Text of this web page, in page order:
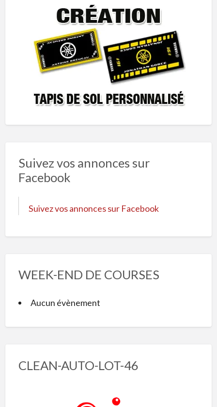
Suivez vos annonces sur
Facebook
Suivez vos annonces sur Facebook
WEEK-END DE COURSES
Aucun évènement
CLEAN-AUTO-LOT-46